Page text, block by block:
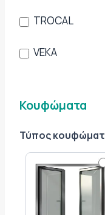
TROCAL
VEKA
Κουφώματα
Τύπος